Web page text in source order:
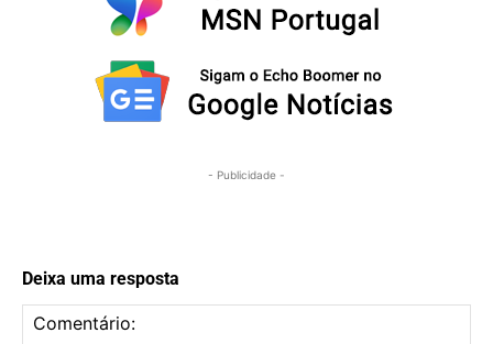
- Publicidade -
Deixa uma resposta